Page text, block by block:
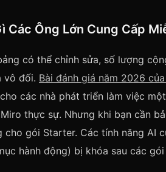
Các Ông Lớn Cung Cấp
có thể chỉnh sửa, số lượng
vô đối. Bài đánh giá năm 2026
các nhà phát triển làm việc
thực sự. Nhưng khi bạn cần
cho gói Starter. Các tính năng AI
hành động) bị khóa sau các